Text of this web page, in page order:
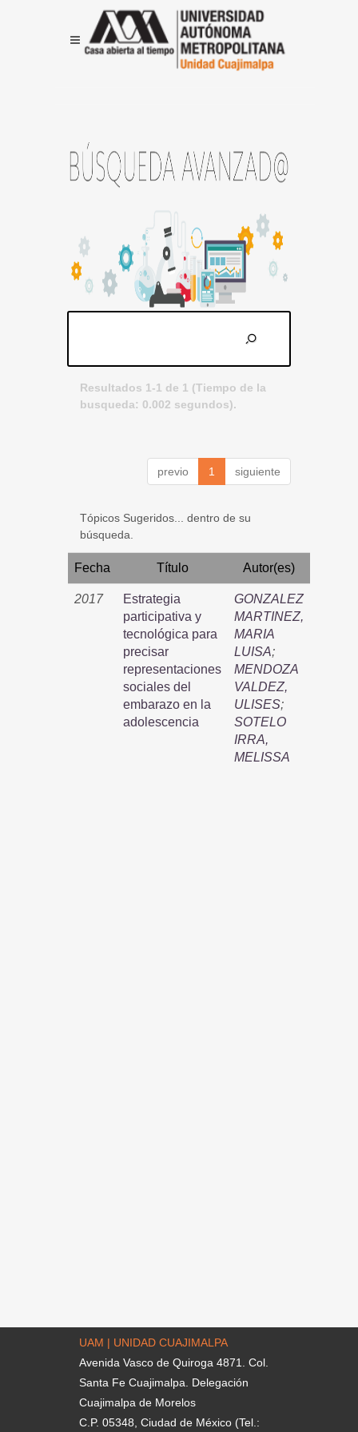
Resultados 1-1 de 1 (Tiempo de la
busqueda: 0.002 segundos).
previo 1 siguiente
Tópicos Sugeridos... dentro de su
búsqueda.
Fecha Título Autor(es)
2017
Estrategia
participativa y
tecnológica para
precisar
representaciones
sociales del
embarazo en la
adolescencia
GONZALEZ
MARTINEZ,
MARIA
LUISA;
MENDOZA
VALDEZ,
ULISES;
SOTELO
IRRA,
MELISSA
UAM | UNIDAD CUAJIMALPA
Avenida Vasco de Quiroga 4871. Col.
Santa Fe Cuajimalpa. Delegación
Cuajimalpa de Morelos
C.P. 05348, Ciudad de México (Tel.: